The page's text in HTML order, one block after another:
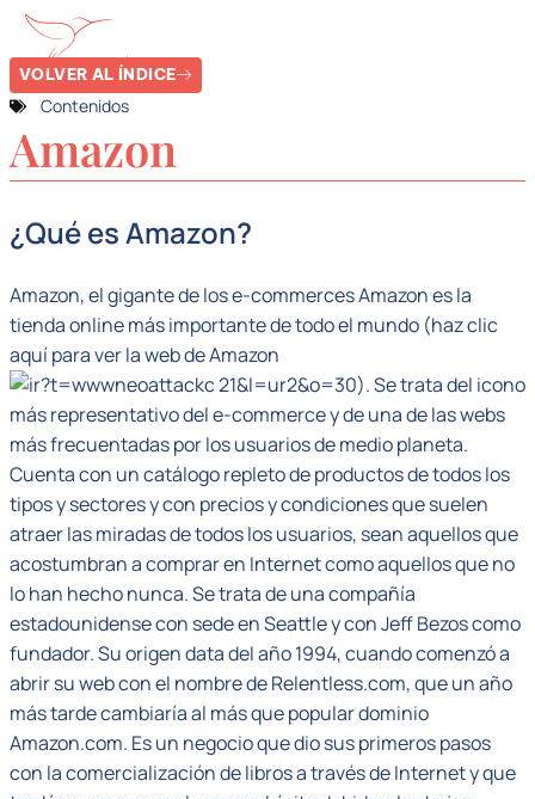
VOLVER AL ÍNDICE
Contenidos
Amazon
¿Qué es Amazon?
Amazon, el gigante de los e-commerces Amazon es la
tienda online más importante de todo el mundo (haz clic
aquí para ver la web de Amazon
). Se trata del icono
más representativo del e-commerce y de una de las webs
más frecuentadas por los usuarios de medio planeta.
Cuenta con un catálogo repleto de productos de todos los
tipos y sectores y con precios y condiciones que suelen
atraer las miradas de todos los usuarios, sean aquellos que
acostumbran a comprar en Internet como aquellos que no
lo han hecho nunca. Se trata de una compañía
estadounidense con sede en Seattle y con Jeff Bezos como
fundador. Su origen data del año 1994, cuando comenzó a
abrir su web con el nombre de Relentless.com, que un año
más tarde cambiaría al más que popular dominio
Amazon.com. Es un negocio que dio sus primeros pasos
con la comercialización de libros a través de Internet y que